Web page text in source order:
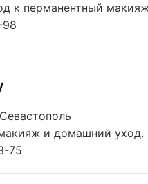
к перманентный
и домашний уход.
75